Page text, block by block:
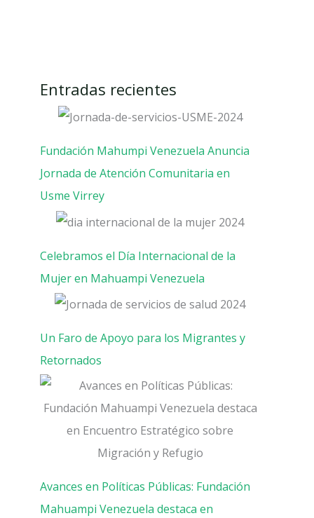
Entradas recientes
Fundación Mahumpi Venezuela Anuncia
Jornada de Atención Comunitaria en
Usme Virrey
Celebramos el Día Internacional de la
Mujer en Mahuampi Venezuela
Un Faro de Apoyo para los Migrantes y
Retornados
Avances en Políticas Públicas: Fundación
Mahuampi Venezuela destaca en